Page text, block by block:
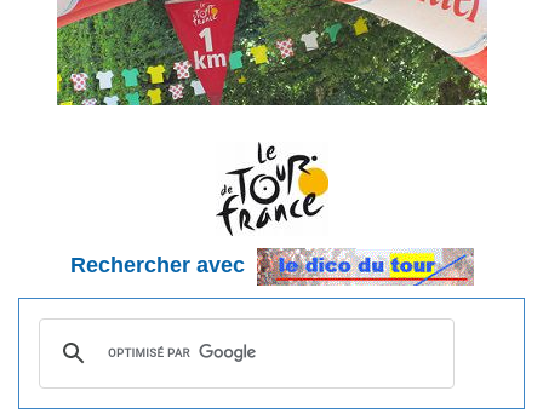
Rechercher avec